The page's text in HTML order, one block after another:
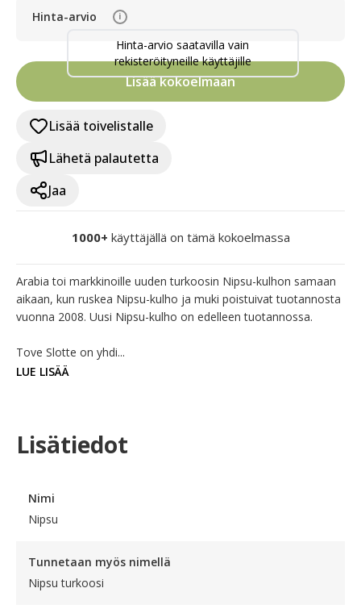
Hinta-arvio i
Hinta-arvio saatavilla vain
rekisteröityneille käyttäjille
Lisää kokoelmaan
Lisää toivelistalle
Lähetä palautetta
Jaa
1000+ käyttäjällä on tämä kokoelmassa
Arabia toi markkinoille uuden turkoosin Nipsu-kulhon samaan
aikaan, kun ruskea Nipsu-kulho ja muki poistuivat tuotannosta
vuonna 2008. Uusi Nipsu-kulho on edelleen tuotannossa.
Tove Slotte on yhdi...
LUE LISÄÄ
Lisätiedot
Nimi
Nipsu
Tunnetaan myös nimellä
Nipsu turkoosi